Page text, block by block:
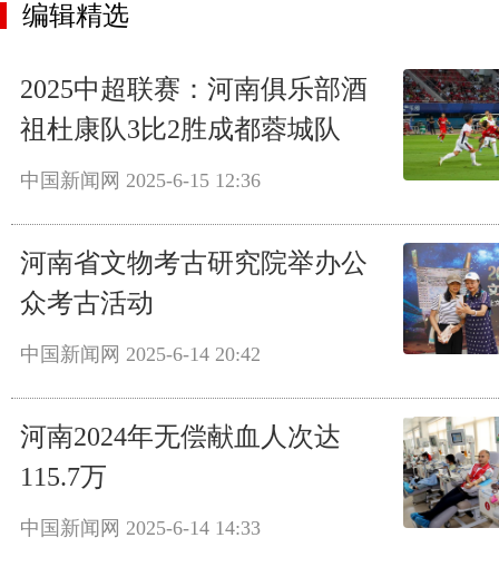
编辑精选
2025中超联赛：河南俱乐部酒
祖杜康队3比2胜成都蓉城队
中国新闻网 2025-6-15 12:36
河南省文物考古研究院举办公
众考古活动
中国新闻网 2025-6-14 20:42
河南2024年无偿献血人次达
115.7万
中国新闻网 2025-6-14 14:33